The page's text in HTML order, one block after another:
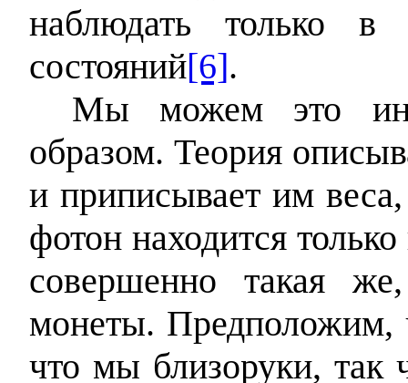
наблюдать только
состояний[6].
Мы можем это
образом. Теория
и приписывает им
фотон находится
совершенно такая
монеты. Предположим,
что мы близоруки, так